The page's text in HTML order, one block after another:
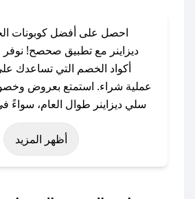
احصل على أفضل كوبونات
ديزاينر مع تطبيق صحصح!
أكواد الخصم التي تساعدك
عملية شراء. استمتع بعروض
سلي ديزاينر طوال العام، سواءً
عيد الفطر، عيد الأضحى،
نوفمبر)، رمضان، اليوم
حتى
أظهر المزيد